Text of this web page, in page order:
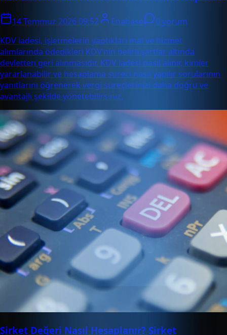
14 Temmuz 2026 09:52 Enabase
0 yorum
KDV iadesi, işletmelerin yaptıkları mal ve hizmet
alımlarında ödedikleri KDV’nin belirli şartlar altında
devletten geri alınmasıdır. KDV iadesi nasıl alınır, kimler
yararlanabilir ve hesaplama süreci nasıl yapılır sorularının
yanıtlarını öğrenerek vergi süreçlerinizi daha doğru ve
avantajlı şekilde yönetebilirsiniz.
Şirket Değeri Nasıl Hesaplanır? Şirket